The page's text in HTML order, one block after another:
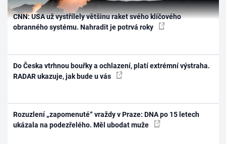
CNN: USA už vystřílely většinu raket svého klíčového
obranného systému. Nahradit je potrvá roky
Do Česka vtrhnou bouřky a ochlazení, platí extrémní výstraha.
RADAR ukazuje, jak bude u vás
Rozuzlení „zapomenuté“ vraždy v Praze: DNA po 15 letech
ukázala na podezřelého. Měl ubodat muže